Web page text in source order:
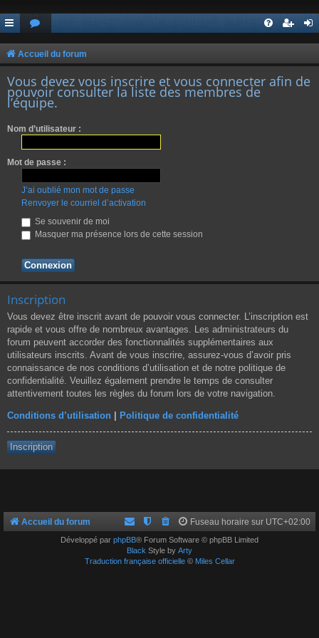
Accueil du forum
Vous devez vous inscrire et vous connecter afin de
pouvoir consulter la liste des membres de
l’équipe.
Nom d’utilisateur :
Mot de passe :
J’ai oublié mon mot de passe
Renvoyer le courriel d’activation
Se souvenir de moi
Masquer ma présence lors de cette session
Inscription
Vous devez être inscrit avant de pouvoir vous connecter. L’inscription est
rapide et vous offre de nombreux avantages. Les administrateurs du
forum peuvent accorder des fonctionnalités supplémentaires aux
utilisateurs inscrits. Avant de vous inscrire, assurez-vous d’avoir pris
connaissance de nos conditions d’utilisation et de notre politique de
confidentialité. Veuillez également prendre le temps de consulter
attentivement toutes les règles du forum lors de votre navigation.
Conditions d’utilisation Politique de confidentialité
Inscription
Accueil du forum Fuseau horaire sur UTC+02:00
Développé par phpBB® Forum Software © phpBB Limited
Black Style by Arty
Traduction française officielle© Miles Cellar